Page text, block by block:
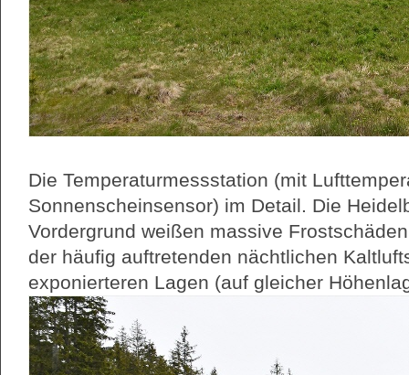
Die Temperaturmessstation (mit
Sonnenscheinsensor) im Detail. Die
Vordergrund weißen massive
der häufig auftretenden nächtlichen
exponierteren Lagen (auf gleicher